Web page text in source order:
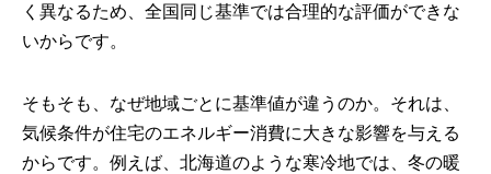
く異なるため、全国同じ基準では合理的な評価ができな
いからです。
そもそも、なぜ地域ごとに基準値が違うのか。それは、
気候条件が住宅のエネルギー消費に大きな影響を与える
からです。例えば、北海道のような寒冷地では、冬の暖